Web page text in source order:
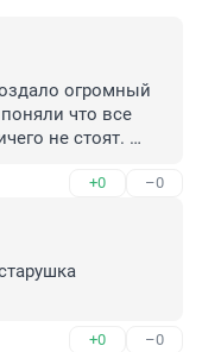
огромный
что все
не стоят.
+0 –0
+0 –0